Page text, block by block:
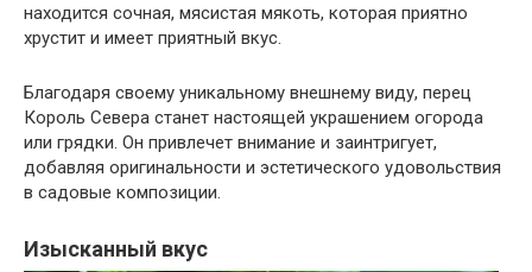
находится сочная, мясистая мякоть, которая приятно
хрустит и имеет приятный вкус.
Благодаря своему уникальному внешнему виду, перец
Король Севера станет настоящей украшением огорода
или грядки. Он привлечет внимание и заинтригует,
добавляя оригинальности и эстетического удовольствия
в садовые композиции.
Изысканный вкус